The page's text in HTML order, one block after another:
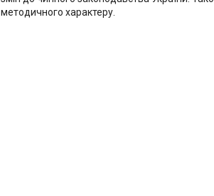
методичного характеру.